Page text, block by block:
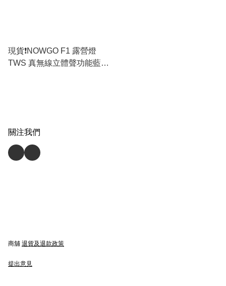
現貨❗️NOWGO F1 露營燈
TWS 真無線立體聲功能藍牙
關注我們
商舖 退貨及退款政策
提出意見